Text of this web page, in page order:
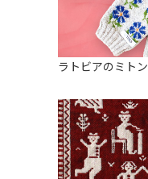
ラトビアのミトン